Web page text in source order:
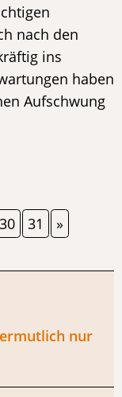
nach den
ins
haben
Aufschwung
30 31 »
nur